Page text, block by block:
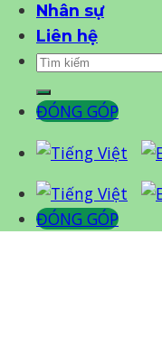
Nhân sự
Liên hệ
ĐÓNG GÓP
ĐÓNG GÓP